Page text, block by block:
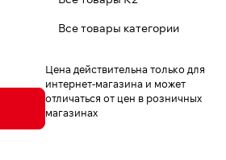
Все товары категории
Цена действительна только для
интернет-магазина и может
отличаться от цен в розничных
магазинах